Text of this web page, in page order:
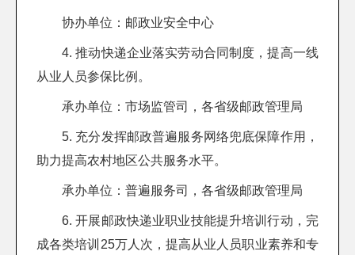
协办单位：邮政业安全中心
4. 推动快递企业落实劳动合同制度，提高一线
从业人员参保比例。
承办单位：市场监管司，各省级邮政管理局
5. 充分发挥邮政普遍服务网络兜底保障作用，
助力提高农村地区公共服务水平。
承办单位：普遍服务司，各省级邮政管理局
6. 开展邮政快递业职业技能提升培训行动，完
成各类培训25万人次，提高从业人员职业素养和专